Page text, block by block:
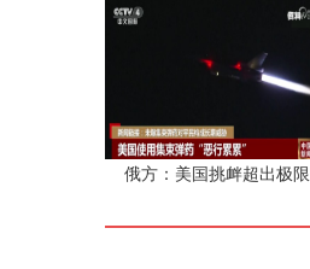
俄方：美国挑衅超出极限